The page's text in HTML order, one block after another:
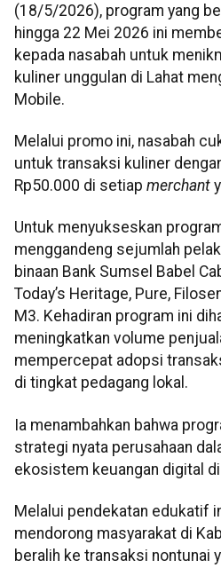
(18/5/2026), program yang
hingga 22 Mei 2026 ini
kepada nasabah untuk
kuliner unggulan di Lahat
Mobile.
Melalui promo ini, nasabah
untuk transaksi kuliner
Rp50.000 di setiap merchant
Untuk menyukseskan
menggandeng sejumlah
binaan Bank Sumsel Babel
Today’s Heritage, Pure,
M3. Kehadiran program ini
meningkatkan volume
mempercepat adopsi
di tingkat pedagang lokal.
Ia menambahkan bahwa
strategi nyata perusahaan
ekosistem keuangan digital di
Melalui pendekatan edukatif
mendorong masyarakat di
beralih ke transaksi nontunai